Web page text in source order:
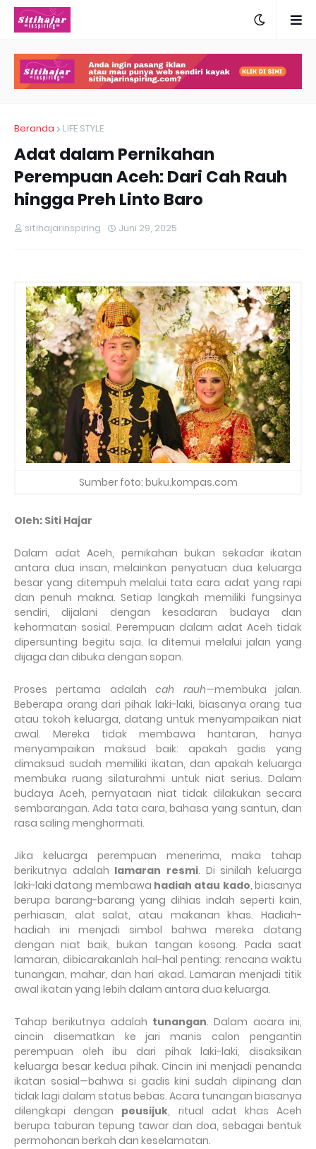
Beranda LIFE STYLE
Adat dalam Pernikahan
Perempuan Aceh: Dari Cah Rauh
hingga Preh Linto Baro
sitihajarinspiring Juni 29, 2025
Sumber foto: buku.kompas.com
Oleh: Siti Hajar
Dalam adat Aceh, pernikahan bukan sekadar ikatan
antara dua insan, melainkan penyatuan dua keluarga
besar yang ditempuh melalui tata cara adat yang rapi
dan penuh makna. Setiap langkah memiliki fungsinya
sendiri, dijalani dengan kesadaran budaya dan
kehormatan sosial. Perempuan dalam adat Aceh tidak
dipersunting begitu saja. Ia ditemui melalui jalan yang
dijaga dan dibuka dengan sopan.
Proses pertama adalahcah rauh—membuka jalan.
Beberapa orang dari pihak laki-laki, biasanya orang tua
atau tokoh keluarga, datang untuk menyampaikan niat
awal. Mereka tidak membawa hantaran, hanya
menyampaikan maksud baik: apakah gadis yang
dimaksud sudah memiliki ikatan, dan apakah keluarga
membuka ruang silaturahmi untuk niat serius. Dalam
budaya Aceh, pernyataan niat tidak dilakukan secara
sembarangan. Ada tata cara, bahasa yang santun, dan
rasa saling menghormati.
Jika keluarga perempuan menerima, maka tahap
berikutnya adalah lamaran resmi. Di sinilah keluarga
laki-laki datang membawa hadiah atau kado, biasanya
berupa barang-barang yang dihias indah seperti kain,
perhiasan, alat salat, atau makanan khas. Hadiah-
hadiah ini menjadi simbol bahwa mereka datang
dengan niat baik, bukan tangan kosong. Pada saat
lamaran, dibicarakanlah hal-hal penting: rencana waktu
tunangan, mahar, dan hari akad. Lamaran menjadi titik
awal ikatan yang lebih dalam antara dua keluarga.
Tahap berikutnya adalah tunangan. Dalam acara ini,
cincin disematkan ke jari manis calon pengantin
perempuan oleh ibu dari pihak laki-laki, disaksikan
keluarga besar kedua pihak. Cincin ini menjadi penanda
ikatan sosial—bahwa si gadis kini sudah dipinang dan
tidak lagi dalam status bebas. Acara tunangan biasanya
dilengkapi dengan peusijuk, ritual adat khas Aceh
berupa taburan tepung tawar dan doa, sebagai bentuk
permohonan berkah dan keselamatan.